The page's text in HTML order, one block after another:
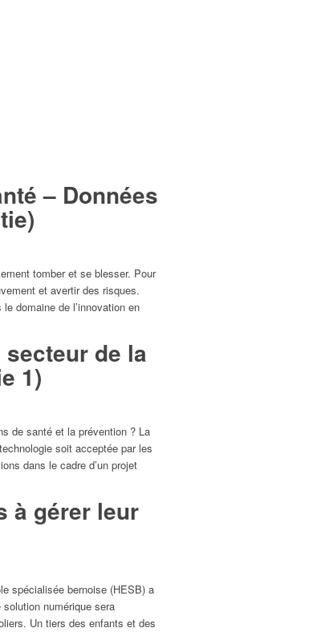
– Données
tomber et se blesser. Pour
et avertir des risques.
domaine de l’innovation en
de la
1)
de santé et la prévention ? La
soit acceptée par les
dans le cadre d’un projet
à gérer leur
spécialisée bernoise (HESB) a
numérique sera
Un tiers des enfants et des